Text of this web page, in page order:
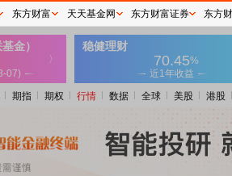
期指 期权 行情 数据 全球 美股 港股
东方财富 天天基金网 东方财富证券 东方